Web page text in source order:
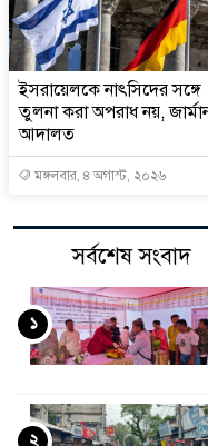
ইসরায়েলকে নাৎসিদের সঙ্গে
তুলনা করা অপরাধ নয়,
আদালত
মঙ্গলবার, ৪ অগাস্ট, ২০২৬
সর্বশেষ সংবাদ
১
২